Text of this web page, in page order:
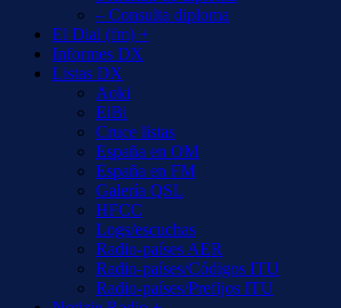
– Consulta diploma
El Dial (fm) +
Informes DX
Listas DX
Aoki
EiBi
Cruce listas
España en OM
España en FM
Galería QSL
HFCC
Logs/escuchas
Radio-países AER
Radio-países/Códigos ITU
Radio-países/Prefijos ITU